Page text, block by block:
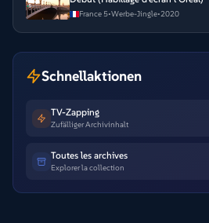
France 5•Werbe-Jingle•2020
Schnellaktionen
TV-Zapping
Zufälliger Archivinhalt
Toutes les archives
Explorer la collection